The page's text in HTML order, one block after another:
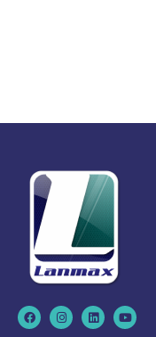
F
a
c
I
n
s
L
i
n
Y
o
u